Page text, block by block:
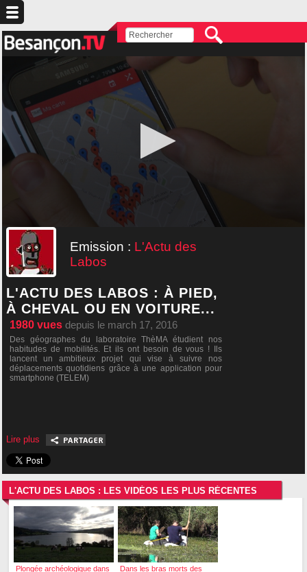
Emission : L'Actu des
Labos
L'ACTU DES LABOS : À PIED,
À CHEVAL OU EN VOITURE...
1980 vues depuis le march 17, 2016
Des géographes du laboratoire ThèMA étudient nos
habitudes de mobilités. Et ils ont besoin de vous ! Ils
lancent un ambitieux projet qui vise à suivre nos
déplacements quotidiens grâce à une application pour
smartphone (TELEM)
Lire plus
L'ACTU DES LABOS : LES VIDÉOS LES PLUS RÉCENTES
Plongée archéologique dans
Dans les bras morts des